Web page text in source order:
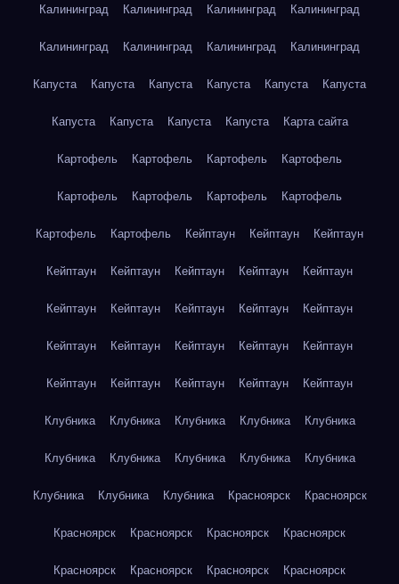
Калининград Калининград Калининград Калининград
Калининград Калининград Калининград Калининград
Капуста Капуста Капуста Капуста Капуста Капуста
Капуста Капуста Капуста Капуста Карта сайта
Картофель Картофель Картофель Картофель
Картофель Картофель Картофель Картофель
Картофель Картофель Кейптаун Кейптаун Кейптаун
Кейптаун Кейптаун Кейптаун Кейптаун Кейптаун
Кейптаун Кейптаун Кейптаун Кейптаун Кейптаун
Кейптаун Кейптаун Кейптаун Кейптаун Кейптаун
Кейптаун Кейптаун Кейптаун Кейптаун Кейптаун
Клубника Клубника Клубника Клубника Клубника
Клубника Клубника Клубника Клубника Клубника
Клубника Клубника Клубника Красноярск Красноярск
Красноярск Красноярск Красноярск Красноярск
Красноярск Красноярск Красноярск Красноярск